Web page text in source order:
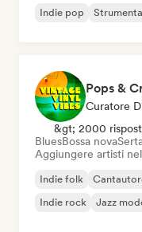
Indie pop
Pops &
Curatore
&gt; 2000
BluesBossa nova
Aggiungere artisti
Indie folk
Indie rock
Jazz